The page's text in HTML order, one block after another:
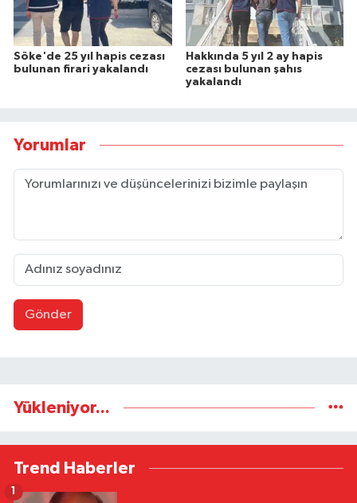
Söke'de 25 yıl hapis cezası
bulunan firari yakalandı
Hakkında 5 yıl 2 ay hapis
cezası bulunan şahıs
yakalandı
Yorumlar
Gönder
Yükleniyor...
Trend Haberler